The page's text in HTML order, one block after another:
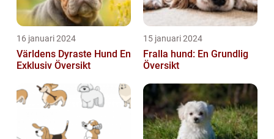
16 januari 2024
Världens Dyraste Hund En
Exklusiv Översikt
15 januari 2024
Fralla hund: En Grundlig
Översikt